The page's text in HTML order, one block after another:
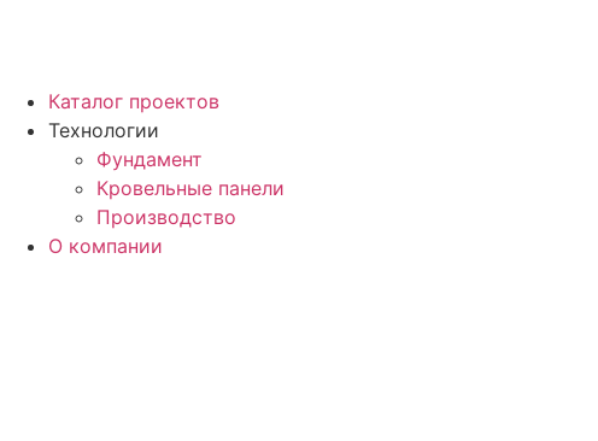
Каталог проектов
Технологии
Фундамент
Кровельные панели
Производство
О компании